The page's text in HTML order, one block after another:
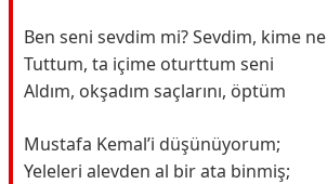
Ben seni sevdim mi? Sevdim, kime ne
Tuttum, ta içime oturttum seni
Aldım, okşadım saçlarını, öptüm
Mustafa Kemal’i düşünüyorum;
Yeleleri alevden al bir ata binmiş;